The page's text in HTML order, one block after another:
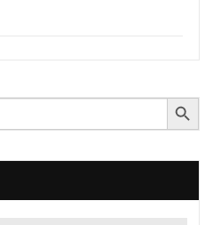
Search Button